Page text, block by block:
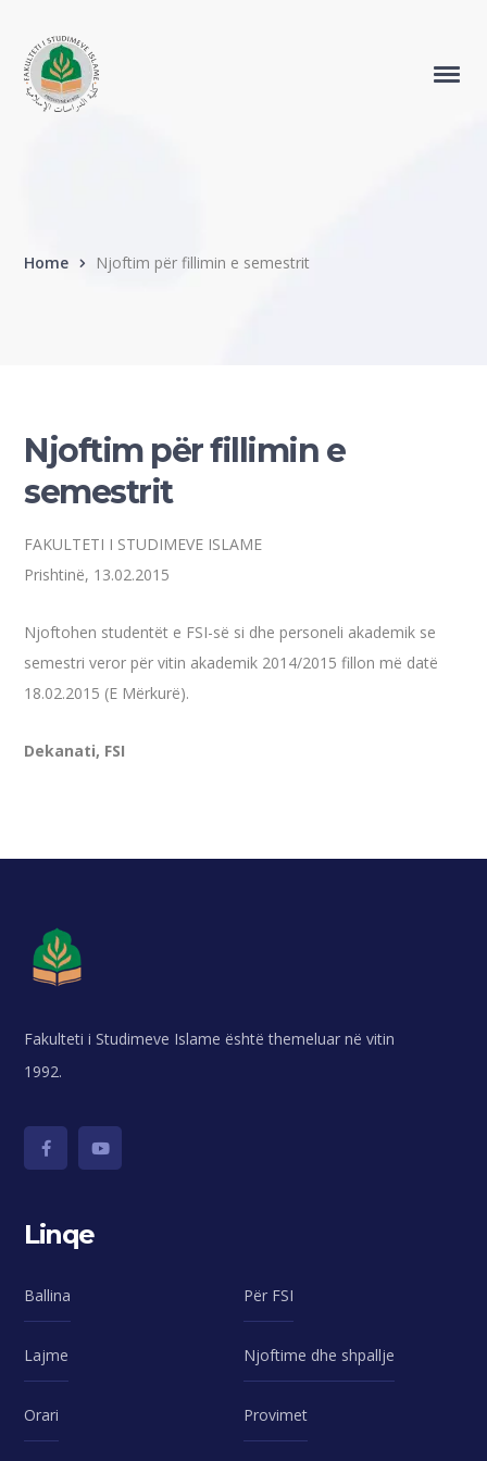
Home Njoftim për fillimin e semestrit
Njoftim për fillimin e
semestrit
FAKULTETI I STUDIMEVE ISLAME
Prishtinë, 13.02.2015
Njoftohen studentët e FSI-së si dhe personeli akademik se
semestri veror për vitin akademik 2014/2015 fillon më datë
18.02.2015 (E Mërkurë).
Dekanati, FSI
Fakulteti i Studimeve Islame është themeluar në vitin
1992.
Linqe
Ballina Për FSI
Lajme Njoftime dhe shpallje
Orari Provimet